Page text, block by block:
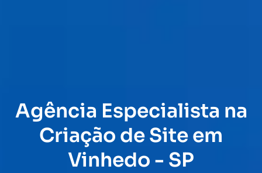
Agência Especialista na
Criação de Site em
Vinhedo - SP